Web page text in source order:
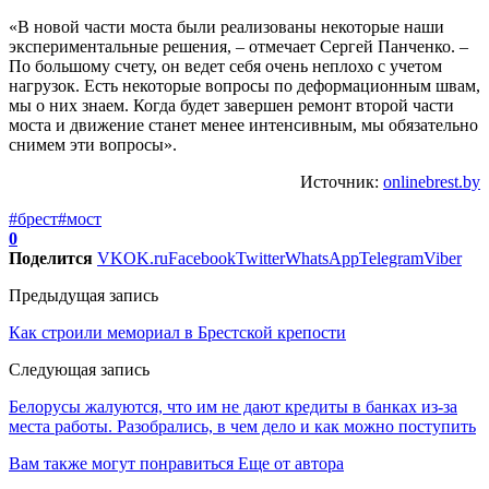
«В новой части моста были реализованы некоторые наши
экспериментальные решения, – отмечает Сергей Панченко. –
По большому счету, он ведет себя очень неплохо с учетом
нагрузок. Есть некоторые вопросы по деформационным швам,
мы о них знаем. Когда будет завершен ремонт второй части
моста и движение станет менее интенсивным, мы обязательно
снимем эти вопросы».
Источник: onlinebrest.by
#брест#мост
0
Поделится VKOK.ruFacebookTwitterWhatsAppTelegramViber
Предыдущая запись
Как строили мемориал в Брестской крепости
Следующая запись
Белорусы жалуются, что им не дают кредиты в банках из-за
места работы. Разобрались, в чем дело и как можно поступить
Вам также могут понравиться Еще от автора